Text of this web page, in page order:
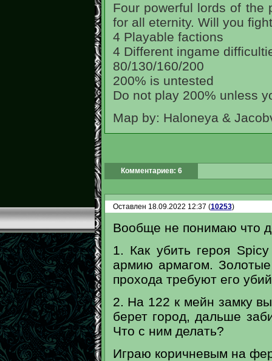
Four powerful lords of the
for all eternity. Will you
4 Playable factions
4 Different ingame
80/130/160/200
200% is untested
Do not play 200% unless
Map by: Haloneya &
Комментариев: 6
Оставлен 18.09.2022 12:37 (10253)
Вообще не понимаю что
1. Как убить героя
армию армагом.
прохода требуют его
2. На 122 к мейн замку
берет город, дальше
Что с ним делать?
Играю коричневым на